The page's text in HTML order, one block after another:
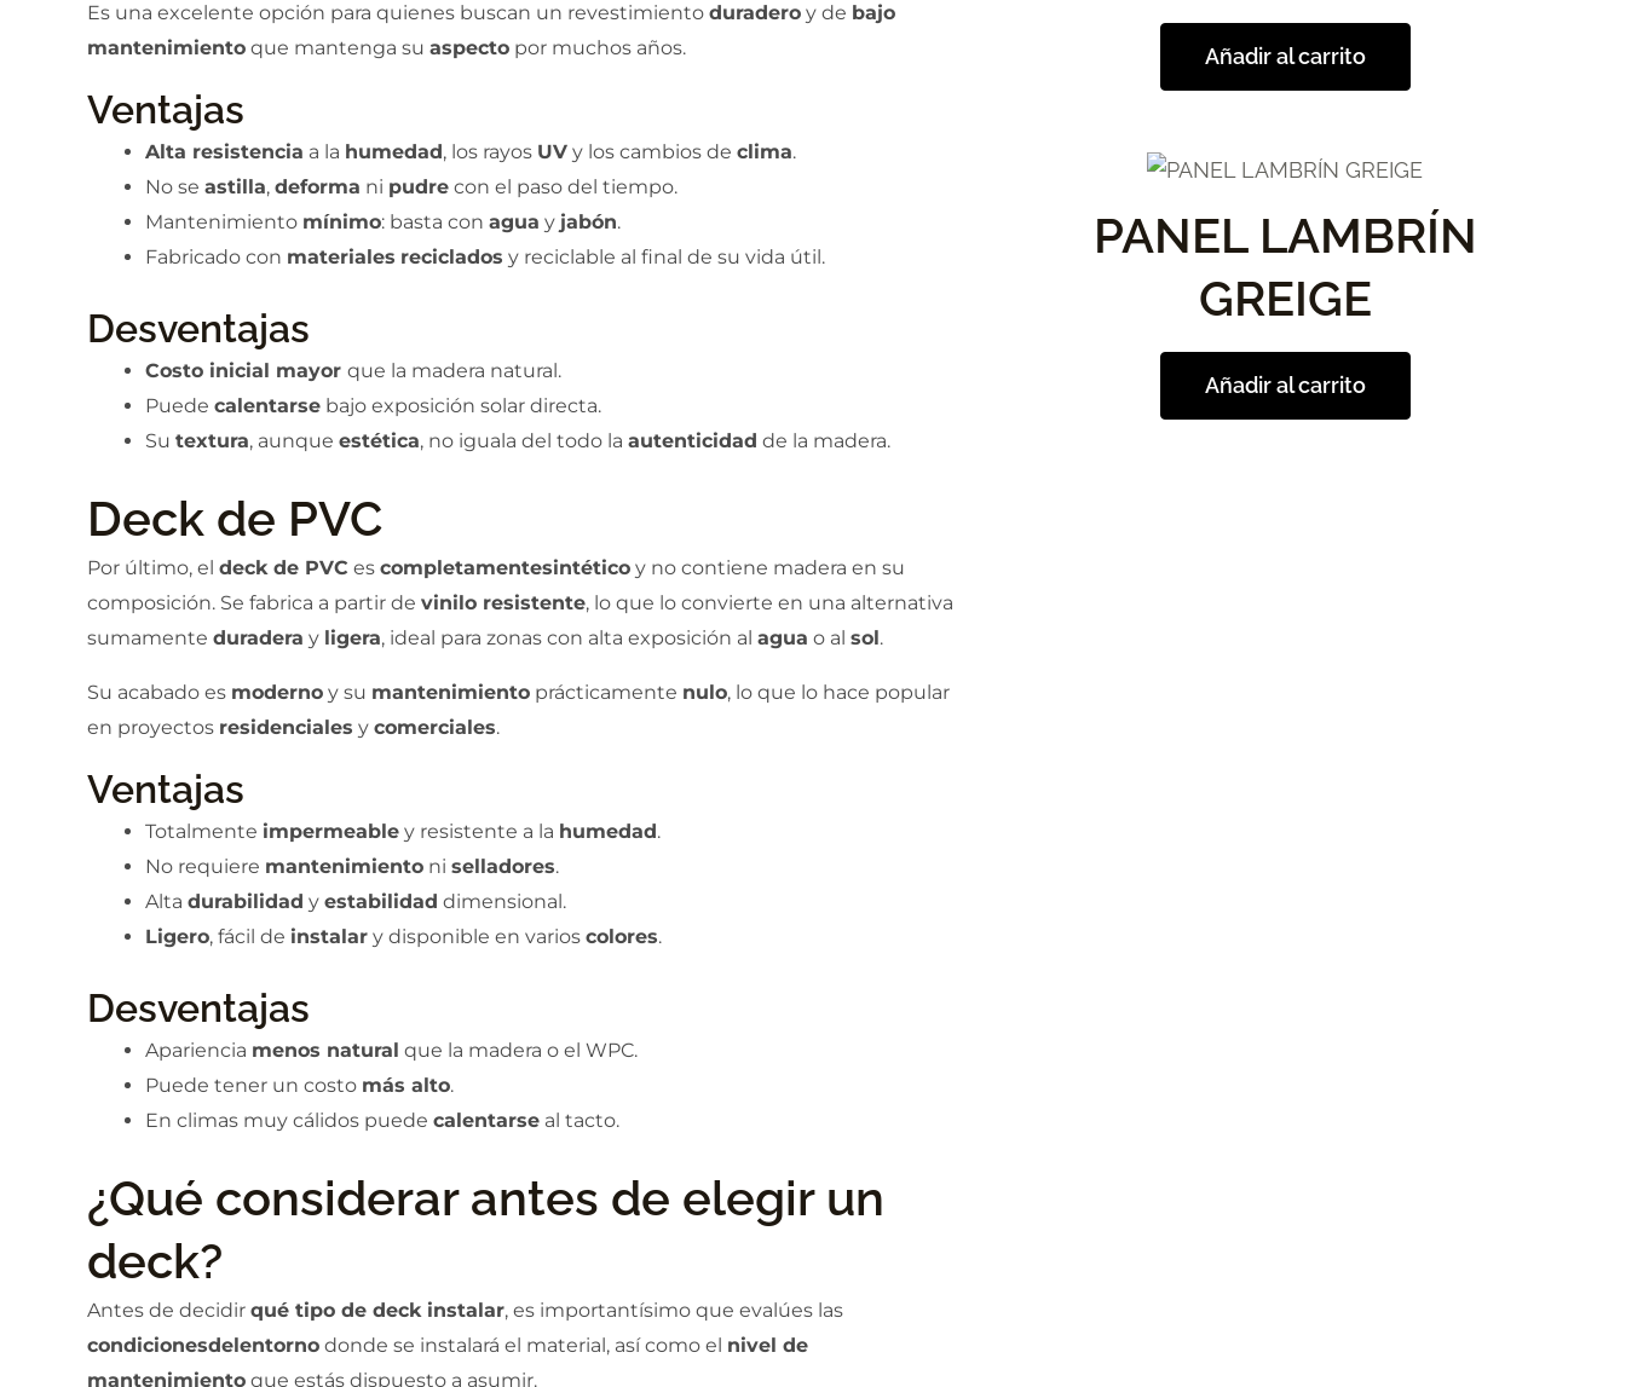
Es una excelente opción para quienes buscan un revestimiento duradero y de bajo
mantenimiento que mantenga su aspecto por muchos años.
Ventajas
Alta resistencia a la humedad , los rayos UV y los cambios de clima.
No se astilla, deforma ni pudre con el paso del tiempo.
Mantenimiento mínimo: basta con agua y jabón.
Fabricado con materiales reciclados y reciclable al final de su vida útil.
Desventajas
Costo inicial mayor que la madera natural.
Puede calentarse bajo exposición solar directa.
Su textura, aunque estética, no iguala del todo la autenticidad de la madera.
Deck de PVC
Por último, el deck de PVC es completamentesintético y no contiene madera en su
composición. Se fabrica a partir de vinilo resistente, lo que lo convierte en una alternativa
sumamente duradera y ligera, ideal para zonas con alta exposición al agua o al sol .
Su acabado es moderno y su mantenimiento prácticamente nulo, lo que lo hace popular
en proyectos residenciales y comerciales.
Ventajas
Totalmente impermeable y resistente a la humedad .
No requiere mantenimiento ni selladores.
Alta durabilidad y estabilidad dimensional.
Ligero, fácil de instalar y disponible en varios colores.
Desventajas
Apariencia menos natural que la madera o el WPC.
Puede tener un costo más alto.
En climas muy cálidos puede calentarse al tacto.
¿Qué considerar antes de elegir un
deck?
Antes de decidir qué tipo de deck instalar, es importantísimo que evalúes las
condicionesdel entorno donde se instalará el material, así como el nivel de
mantenimiento que estás dispuesto a asumir.
Añadir al carrito
PANEL LAMBRÍN
GREIGE
Añadir al carrito